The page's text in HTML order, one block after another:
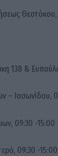
138 &
– Ιασωνίδου,
09:30 -15:00
09:30 -15:00